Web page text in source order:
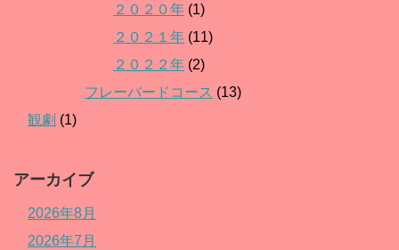
２０２０年 (1)
２０２１年 (11)
２０２２年 (2)
フレーバードコース (13)
観劇 (1)
アーカイブ
2026年8月
2026年7月